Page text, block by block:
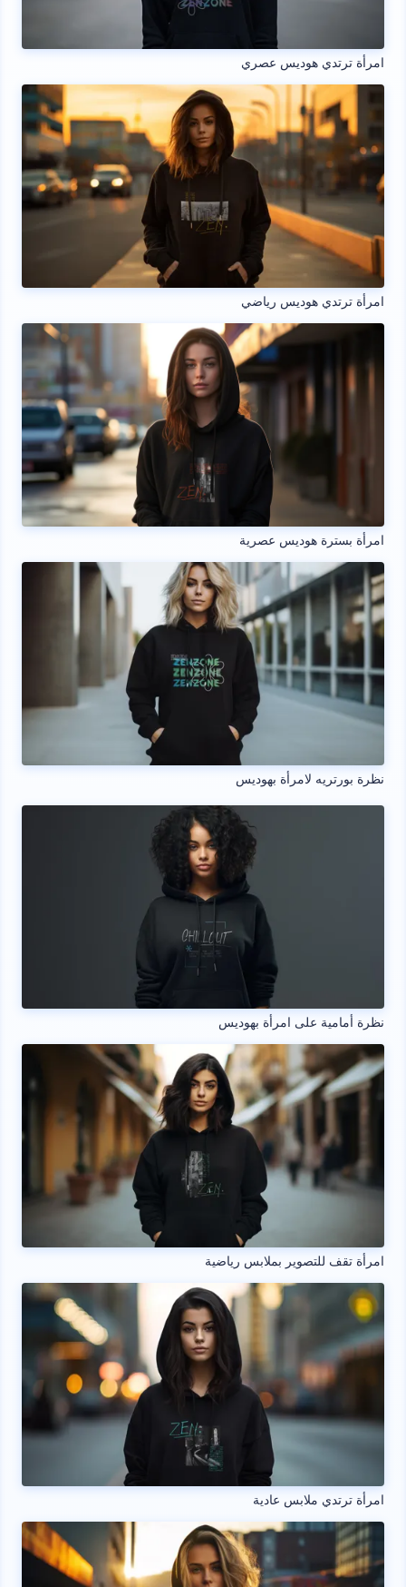
امرأة ترتدي هوديس عصري
امرأة ترتدي هوديس رياضي
امرأة بسترة هوديس عصرية
نظرة بورتريه لامرأة بهوديس
نظرة أمامية على امرأة بهوديس
امرأة تقف للتصوير بملابس رياضية
امرأة ترتدي ملابس عادية